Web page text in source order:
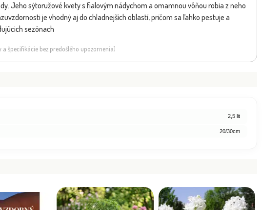
Jeho sýtoružové kvety s fialovým nádychom a omamnou vôňou robia z neho
je vhodný aj do chladnejších oblastí, pričom sa ľahko pestuje a
sezónach
špecifikácie bez predošlého upozornenia)
2,5 lit
20/30cm